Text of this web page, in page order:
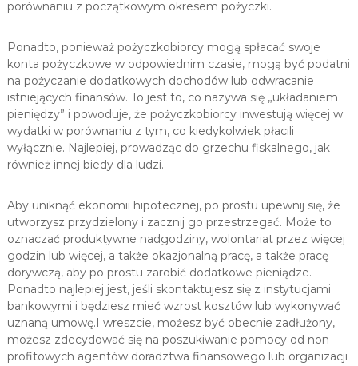
porównaniu z początkowym okresem pożyczki.
Ponadto, ponieważ pożyczkobiorcy mogą spłacać swoje
konta pożyczkowe w odpowiednim czasie, mogą być podatni
na pożyczanie dodatkowych dochodów lub odwracanie
istniejących finansów. To jest to, co nazywa się „układaniem
pieniędzy” i powoduje, że pożyczkobiorcy inwestują więcej w
wydatki w porównaniu z tym, co kiedykolwiek płacili
wyłącznie. Najlepiej, prowadząc do grzechu fiskalnego, jak
również innej biedy dla ludzi.
Aby uniknąć ekonomii hipotecznej, po prostu upewnij się, że
utworzysz przydzielony i zacznij go przestrzegać. Może to
oznaczać produktywne nadgodziny, wolontariat przez więcej
godzin lub więcej, a także okazjonalną pracę, a także pracę
dorywczą, aby po prostu zarobić dodatkowe pieniądze.
Ponadto najlepiej jest, jeśli skontaktujesz się z instytucjami
bankowymi i będziesz mieć wzrost kosztów lub wykonywać
uznaną umowę.I wreszcie, możesz być obecnie zadłużony,
możesz zdecydować się na poszukiwanie pomocy od non-
profitowych agentów doradztwa finansowego lub organizacji